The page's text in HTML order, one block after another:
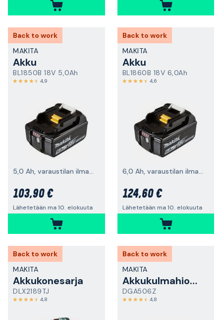
Back to work
MAKITA
Akku
BL1850B 18V 5,0Ah
4,9
5,0 Ah, varaustilan ilmaisimella
103,90 €
Lähetetään ma 10. elokuuta
Back to work
MAKITA
Akku
BL1860B 18V 6,0Ah
4,6
6,0 Ah, varaustilan ilmaisimella
124,60 €
Lähetetään ma 10. elokuuta
Back to work
MAKITA
Akkukonesarja
DLX2189TJ
4,8
Back to work
MAKITA
Akkukulmahiomakone
DGA506Z
4,8